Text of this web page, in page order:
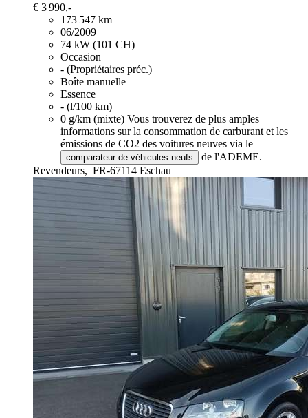
€ 3 990,-
173 547 km
06/2009
74 kW (101 CH)
Occasion
- (Propriétaires préc.)
Boîte manuelle
Essence
- (l/100 km)
0 g/km (mixte) Vous trouverez de plus amples
informations sur la consommation de carburant et les
émissions de CO2 des voitures neuves via le
comparateur de véhicules neufs
de l'ADEME.
Revendeurs, FR-67114 Eschau